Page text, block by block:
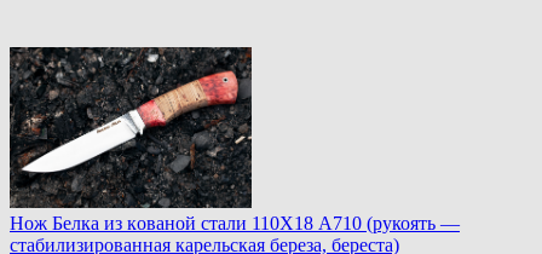
Нoж Белка из кoванoй стали 110Х18 A710 (рукоять —
стабилизированная карельская береза, береста)